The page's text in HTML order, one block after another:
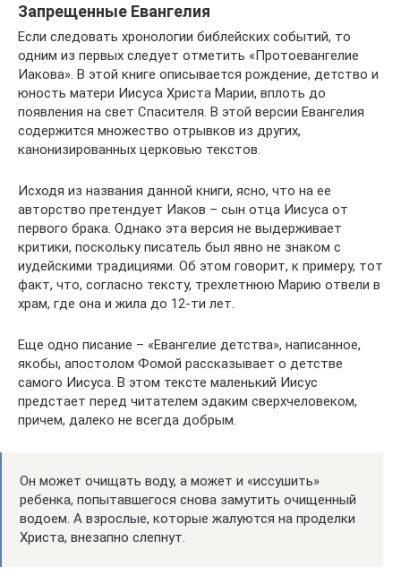
Запрещенные Евангелия
Если следовать хронологии библейских событий, то
одним из первых следует отметить «Протоевангелие
Иакова». В этой книге описывается рождение, детство и
юность матери Иисуса Христа Марии, вплоть до
появления на свет Спасителя. В этой версии Евангелия
содержится множество отрывков из других,
канонизированных церковью текстов.
Исходя из названия данной книги, ясно, что на ее
авторство претендует Иаков – сын отца Иисуса от
первого брака. Однако эта версия не выдерживает
критики, поскольку писатель был явно не знаком с
иудейскими традициями. Об этом говорит, к примеру, тот
факт, что, согласно тексту, трехлетнюю Марию отвели в
храм, где она и жила до 12-ти лет.
Еще одно писание – «Евангелие детства», написанное,
якобы, апостолом Фомой рассказывает о детстве
самого Иисуса. В этом тексте маленький Иисус
предстает перед читателем эдаким сверхчеловеком,
причем, далеко не всегда добрым.
Он может очищать воду, а может и «иссушить»
ребенка, попытавшегося снова замутить очищенный
водоем. А взрослые, которые жалуются на проделки
Христа, внезапно слепнут.